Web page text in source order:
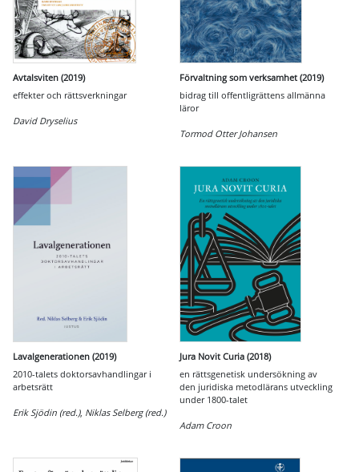
Avtalsviten (2019)
effekter och rättsverkningar
David Dryselius
Förvaltning som verksamhet (2019)
bidrag till offentligrättens allmänna
läror
Tormod Otter Johansen
Lavalgenerationen (2019)
2010-talets doktorsavhandlingar i
arbetsrätt
Erik Sjödin (red.), Niklas Selberg (red.)
Jura Novit Curia (2018)
en rättsgenetisk undersökning av
den juridiska metodlärans utveckling
under 1800-talet
Adam Croon